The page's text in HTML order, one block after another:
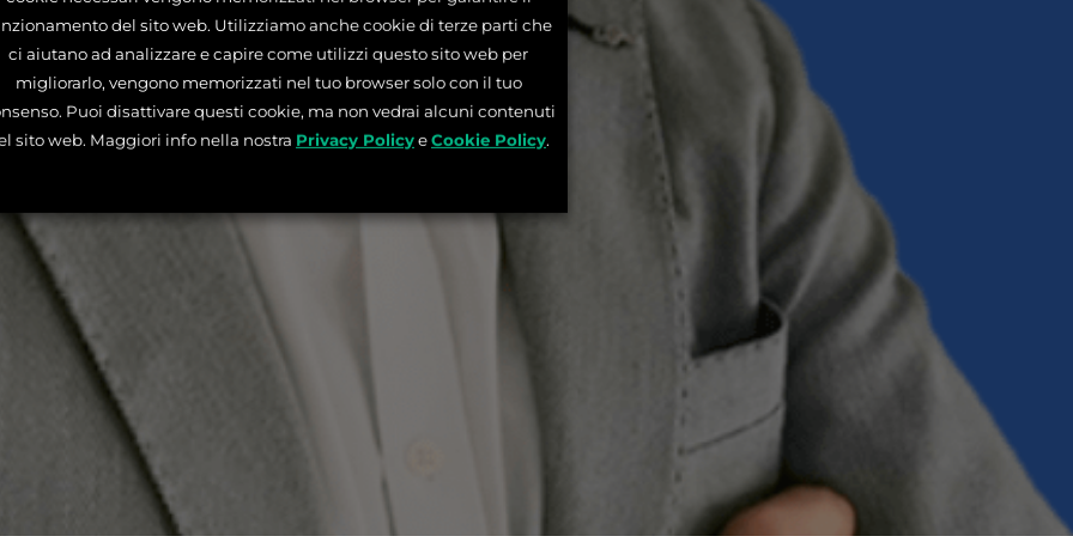
del sito web. Utilizziamo anche cookie di terze parti che
ci aiutano ad analizzare e capire come utilizzi questo sito web per
migliorarlo, vengono memorizzati nel tuo browser solo con il tuo
Puoi disattivare questi cookie, ma non vedrai alcuni contenuti
sito web. Maggiori info nella nostra Privacy PolicyeCookie Policy.